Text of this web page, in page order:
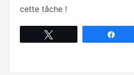
cette tâche !